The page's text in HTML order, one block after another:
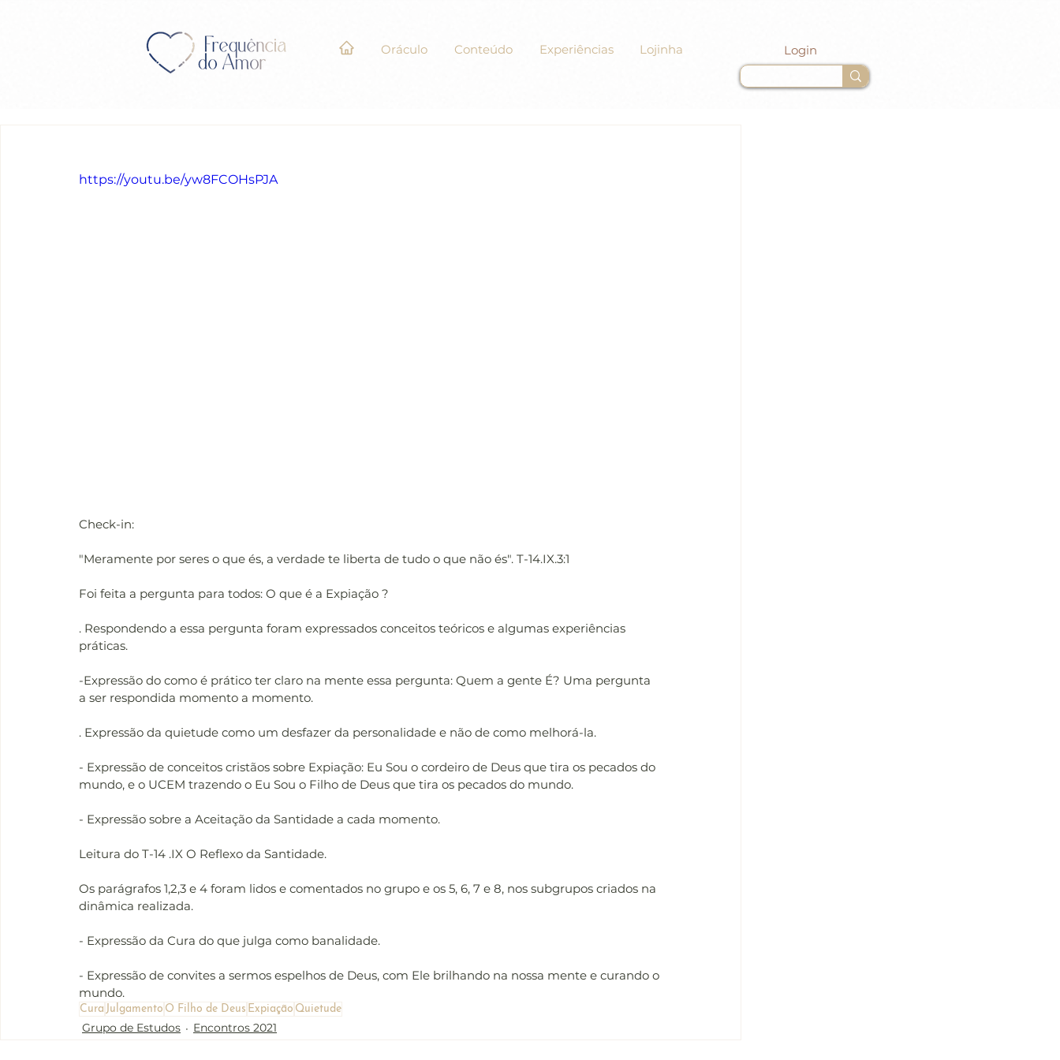
Oráculo Conteúdo Experiências Lojinha Login
https://youtu.be/yw8FCOHsPJA
Check-in:
"Meramente por seres o que és, a verdade te liberta de tudo o que não és". T-14.IX.3:1
Foi feita a pergunta para todos: O que é a Expiação ?
. Respondendo a essa pergunta foram expressados conceitos teóricos e algumas experiências
práticas.
-Expressão do como é prático ter claro na mente essa pergunta: Quem a gente É? Uma pergunta
a ser respondida momento a momento.
. Expressão da quietude como um desfazer da personalidade e não de como melhorá-la.
- Expressão de conceitos cristãos sobre Expiação: Eu Sou o cordeiro de Deus que tira os pecados do
mundo, e o UCEM trazendo o Eu Sou o Filho de Deus que tira os pecados do mundo.
- Expressão sobre a Aceitação da Santidade a cada momento.
Leitura do T-14 .IX O Reflexo da Santidade.
Os parágrafos 1,2,3 e 4 foram lidos e comentados no grupo e os 5, 6, 7 e 8, nos subgrupos criados na
dinâmica realizada.
- Expressão da Cura do que julga como banalidade.
- Expressão de convites a sermos espelhos de Deus, com Ele brilhando na nossa mente e curando o
mundo.
Cura Julgamento O Filho de Deus Expiação Quietude
Grupo de Estudos Encontros 2021